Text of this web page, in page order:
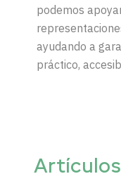
podemos
ayudando a
práctico,
Artículos